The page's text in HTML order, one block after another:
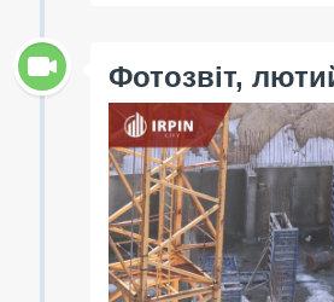
Фотозвіт,